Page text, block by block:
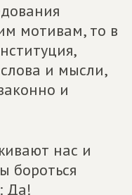
мотивам, то в
и мысли,
и
нас и
бороться
Да!